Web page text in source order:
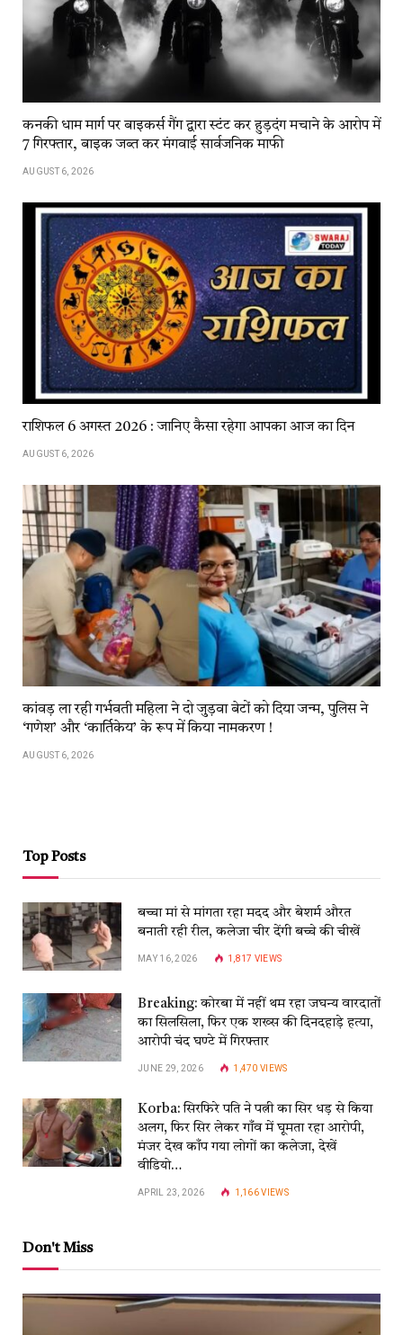
कनकी धाम मार्ग पर बाइकर्स गैंग द्वारा स्टंट कर हुड़दंग मचाने के आरोप में
7 गिरफ्तार, बाइक जब्त कर मंगवाई सार्वजनिक माफी
AUGUST 6, 2026
राशिफल 6 अगस्त 2026 : जानिए कैसा रहेगा आपका आज का दिन
AUGUST 6, 2026
कांवड़​​ ला​​ रही​​ गर्भवती महिला ने दो जुड़वा बेटों को दिया जन्म, पुलिस ने
‘गणेश’ और ‘कार्तिकेय’ के रूप में किया नामकरण !
AUGUST 6, 2026
Top Posts
बच्चा मां से मांगता रहा मदद और बेशर्म औरत
बनाती रही रील, कलेजा चीर देंगी बच्चे की चीखें
MAY 16, 2026 1,817 VIEWS
Breaking: कोरबा में नहीं थम रहा जघन्य वारदातों
का सिलसिला, फिर एक शख्स की दिनदहाड़े हत्या,
आरोपी चंद घण्टे में गिरफ्तार
JUNE 29, 2026 1,470VIEWS
Korba: सिरफिरे पति ने पत्नी का सिर धड़ से किया
अलग, फिर सिर लेकर गाँव में घूमता रहा आरोपी,
मंजर देख काँप गया लोगों का कलेजा, देखें
वीडियो…
APRIL 23, 2026 1,166VIEWS
Don't Miss